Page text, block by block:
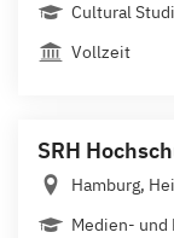
Cultural
Vollzeit
SRH
Hamburg,
Medien- und